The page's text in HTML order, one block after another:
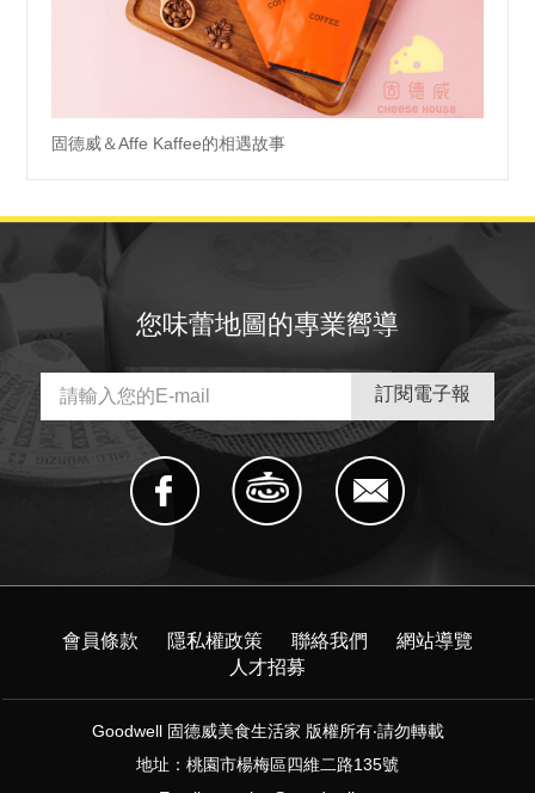
固德威＆Affe Kaffee的相遇故事
您味蕾地圖的專業嚮導
會員條款 隱私權政策 聯絡我們
網站導覽
人才招募
Goodwell 固德威美食生活家 版權所有‧請勿轉載
地址：桃園市楊梅區四維二路135號